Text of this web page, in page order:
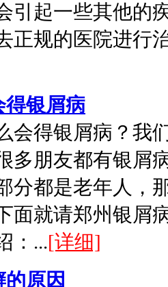
引起一些其他的
正规的医院进行
得银屑病
会得银屑病？我
多朋友都有银屑
分都是老年人，
面就请郑州银屑
：...[详细]
原因